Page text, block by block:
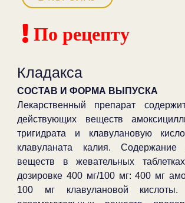
По рецепту
Кладакса
СОСТАВ И ФОРМА ВЫПУСКА
Лекарственный препарат
действующих веществ
тригидрата и клавулановую
клавуланата калия. Содержание
веществ в жевательных
дозировке 400 мг/100 мг: 400 мг
100 мг клавулановой